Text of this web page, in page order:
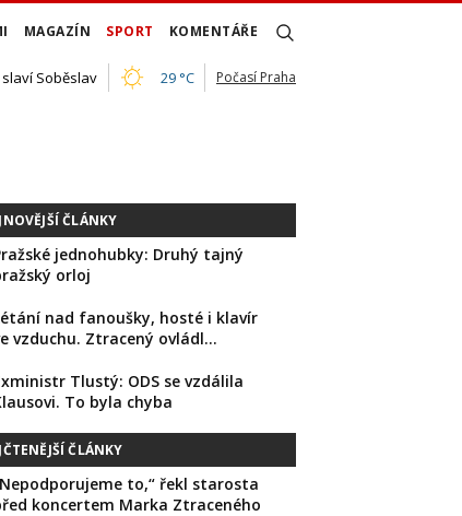
MAGAZÍN SPORT KOMENTÁŘE
Soběslav 29 °C Počasí Praha
ČLÁNKY
jednohubky: Druhý tajný
orloj
nad fanoušky, hosté i klavír
vzduchu. Ztracený ovládl…
Tlustý: ODS se vzdálila
To byla chyba
ČLÁNKY
to,“ řekl starosta
koncertem Marka Ztraceného